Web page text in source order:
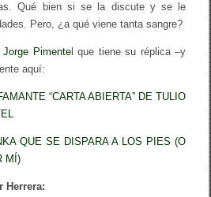
Qué bien si se la discute y se le
Pero, ¿a qué viene tanta sangre?
Pimentel que tiene su réplica –y
aquí:
“CARTA ABIERTA” DE TULIO
QUE SE DISPARA A LOS PIES (O
MÍ)
Herrera: